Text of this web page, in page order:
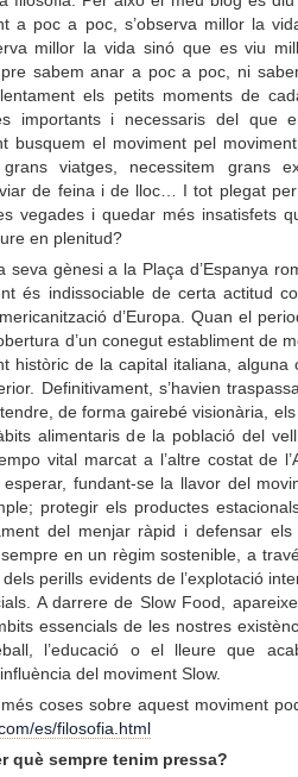
a poc a poc, s’observa millor la
millor la vida sinó que es viu
sabem anar a poc a poc, ni
els petits moments de
importants i necessaris del que
busquem el moviment pel
viatges, necessitem grans
de feina i de lloc… I tot plegat
vegades i quedar més insatisfets
en plenitud?
seva gènesi a la Plaça d’Espanya
és indissociable de certa actitud
d’Europa. Quan el
d’un conegut establiment de
històric de la capital italiana, alguna
Definitivament, s’havien
de forma gairebé visionària,
alimentaris de la població del
vital marcat a l’altre costat de
fundant-se la llavor del
protegir els productes
del menjar ràpid i defensar els
en un règim sostenible, a
perills evidents de l’explotació
A darrere de Slow Food,
essencials de les nostres
l’educació o el lleure que
del moviment Slow.
coses sobre aquest moviment
es/filosofia.html
què sempre tenim pressa?